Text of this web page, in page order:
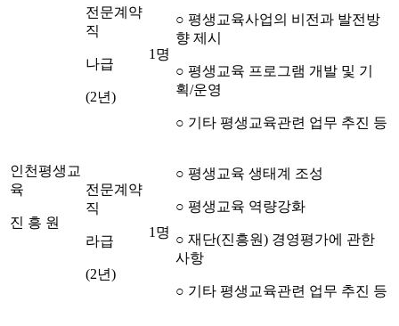
인천평생교
육
진 흥 원
전문계약
직
나급
(2년)
1 명
○ 평생교육사업의 비전과 발전방
향 제시
○ 평생교육 프로그램 개발 및 기
획/운영
○ 기타 평생교육관련 업무 추진 등
전문계약
직
라급
(2년)
1 명
○ 평생교육 생태계 조성
○ 평생교육 역량강화
○ 재단(진흥원) 경영평가에 관한
사항
○ 기타 평생교육관련 업무 추진 등